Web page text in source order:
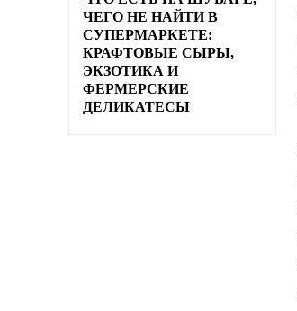
ЧЕГО НЕ НАЙТИ В
СУПЕРМАРКЕТЕ:
КРАФТОВЫЕ СЫРЫ,
ЭКЗОТИКА И
ФЕРМЕРСКИЕ
ДЕЛИКАТЕСЫ